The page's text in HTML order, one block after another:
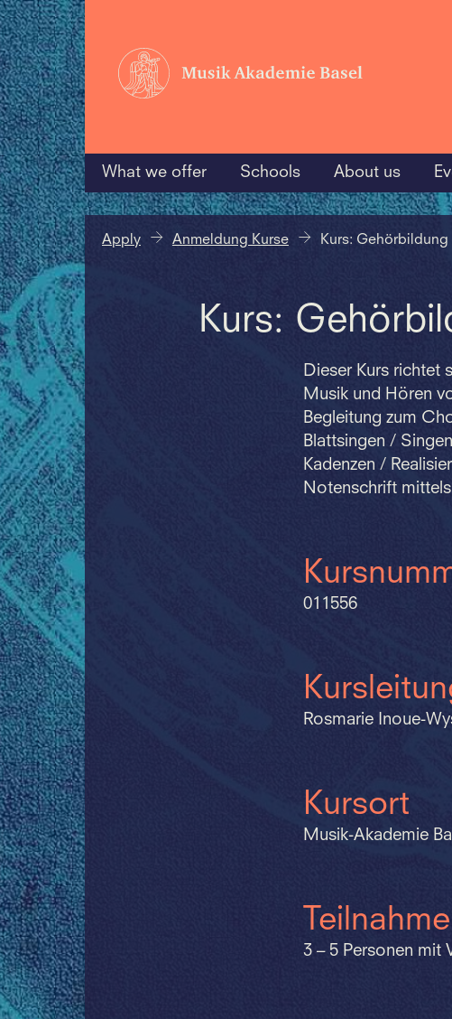
What we offer Schools About us
Apply Anmeldung Kurse Kurs:
Kurs:
Dieser Kurs richtet
Musik und Hören
Begleitung zum
Blattsingen /
Kadenzen /
Notenschrift
011556
Rosmarie Inoue-
Kursort
Musik-Akademie
Teilnahme
3 – 5 Personen mit